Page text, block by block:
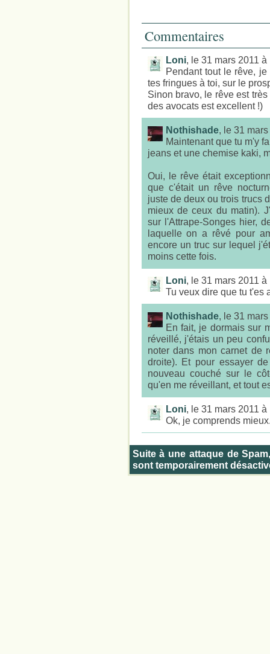
Commentaires
Loni, le 31 mars 2011 à
Pendant tout le rêve,
tes fringues à toi, sur le
Sinon bravo, le rêve est
des avocats est excellent !)
Nothishade, le 31
Maintenant que tu m'y
jeans et une chemise kaki,
Oui, le rêve était
que c'était un rêve
juste de deux ou trois trucs
mieux de ceux du matin).
sur l'Attrape-Songes hier,
laquelle on a rêvé pour
encore un truc sur lequel
moins cette fois.
Loni, le 31 mars 2011 à
Tu veux dire que tu t'es
Nothishade, le 31
En fait, je dormais sur
réveillé, j'étais un peu
noter dans mon carnet de
droite). Et pour essayer
nouveau couché sur le
qu'en me réveillant, et tout
Loni, le 31 mars 2011 à
Ok, je comprends
Suite à une attaque de
sont temporairement